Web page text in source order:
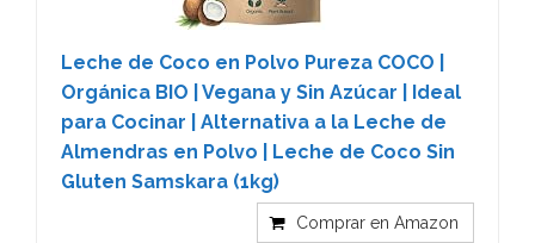
Leche de Coco en Polvo Pureza COCO |
Orgánica BIO | Vegana y Sin Azúcar | Ideal
para Cocinar | Alternativa a la Leche de
Almendras en Polvo | Leche de Coco Sin
Gluten Samskara (1kg)
Comprar en Amazon